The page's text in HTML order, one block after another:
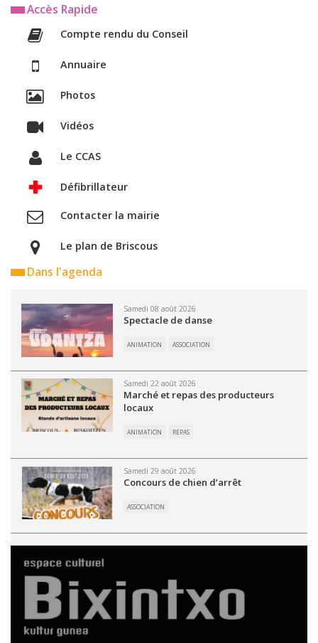
Accès Rapide
Compte rendu du Conseil
Annuaire
Photos
Vidéos
Le CCAS
Défibrillateur
Contacter la mairie
Le plan de Briscous
Dans l'agenda
Samedi 08 août 2026
Spectacle de danse
ANIMATION ASSOCIATION
Samedi 22 août 2026
Marché et repas des producteurs
locaux
ANIMATION REPAS
Samedi 29 août 2026
Concours de chien d’arrêt
ASSOCIATION